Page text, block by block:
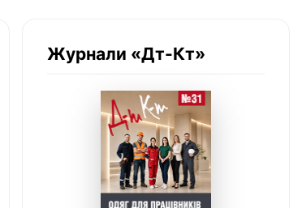
Журнали «Дт-Кт»